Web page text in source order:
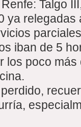
Talgo
ya
iban de 5
los poco